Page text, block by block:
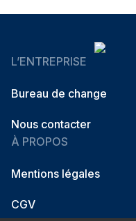
L’ENTREPRISE
Bureau de change
Nous contacter
À PROPOS
Mentions légales
CGV